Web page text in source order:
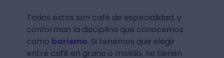
Todos estos son café de especialidad, y
conforman la disciplina que conocemos
como barismo. Si tenemos que elegir
entre café en grano o molido, no tienen